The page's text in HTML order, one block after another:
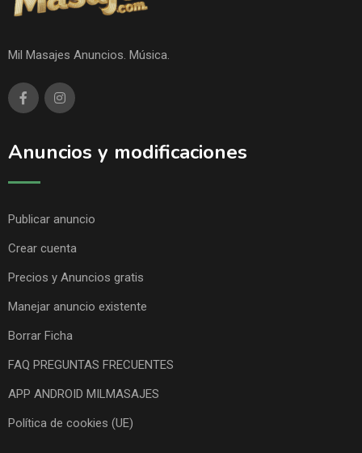
Mil Masajes Anuncios. Música.
Anuncios y modificaciones
Publicar anuncio
Crear cuenta
Precios y Anuncios gratis
Manejar anuncio existente
Borrar Ficha
FAQ PREGUNTAS FRECUENTES
APP ANDROID MILMASAJES
Política de cookies (UE)